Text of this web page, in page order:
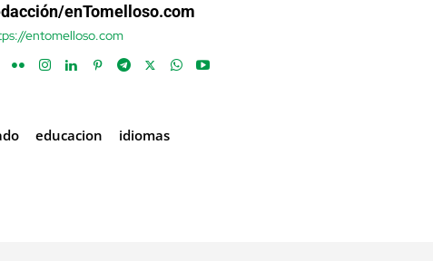
enTomelloso.com
entomelloso.com
educacion idiomas